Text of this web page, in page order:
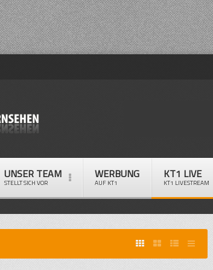
UNSER TEAM
STELLT SICH VOR
WERBUNG
AUF KT1
KT1 LIVE
KT1 LIVESTREAM